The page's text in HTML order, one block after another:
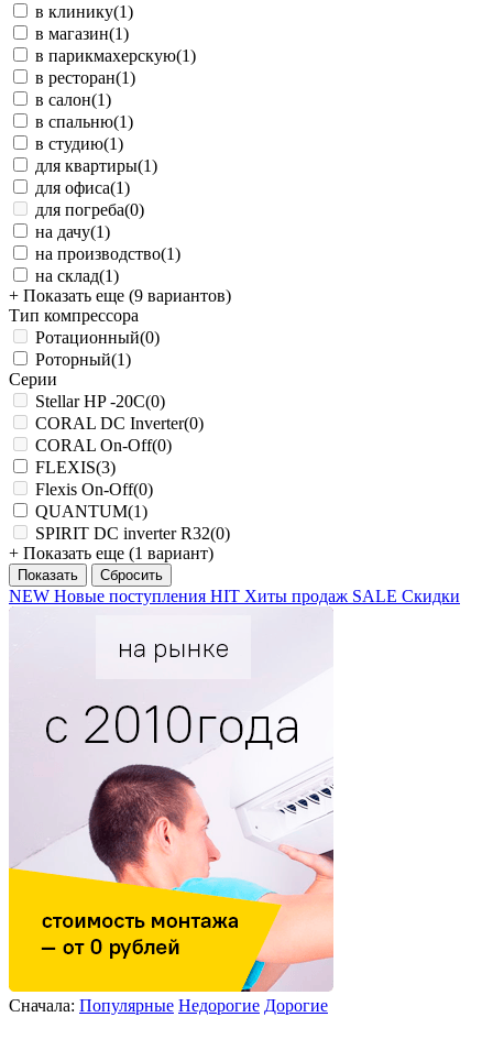
в клинику(1)
в магазин(1)
в парикмахерскую(1)
в ресторан(1)
в салон(1)
в спальню(1)
в студию(1)
для квартиры(1)
для офиса(1)
для погреба(0)
на дачу(1)
на производство(1)
на склад(1)
+ Показать еще (9 вариантов)
Тип компрессора
Ротационный(0)
Роторный(1)
Серии
Stellar HP -20С(0)
CORAL DC Inverter(0)
CORAL On-Off(0)
FLEXIS(3)
Flexis On-Off(0)
QUANTUM(1)
SPIRIT DC inverter R32(0)
+ Показать еще (1 вариант)
NEW Новые поступления HIT Хиты продаж SALE Скидки
Сначала: Популярные Недорогие Дорогие